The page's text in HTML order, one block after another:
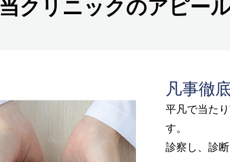
当クリニックのアピー
凡事徹
平凡で当た
す。
診察し、診